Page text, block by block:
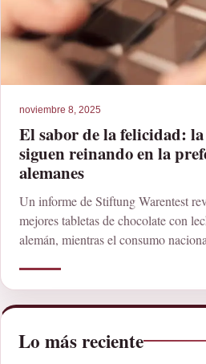
noviembre 8, 2025
El sabor de la felicidad: la
siguen reinando en la
alemanes
Un informe de Stiftung Warentest
mejores tabletas de chocolate con
alemán, mientras el consumo
Lo más reciente